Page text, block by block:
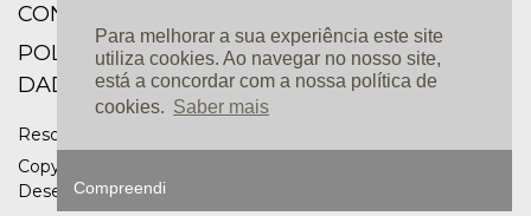
Para melhorar a sua experiência este site
utiliza cookies. Ao navegar no nosso site,
está a concordar com a nossa política de
cookies. Saber mais
Compreendi
CONDIÇÕES GERAIS
POLÍTICA DE PRIVACIDADE E PROTEÇÃO DE
DADOS
Resolução de Conflitos |
Copyright 2019. Todos os direitos reservados. Design e
Desenvolvimento: Ⓒ